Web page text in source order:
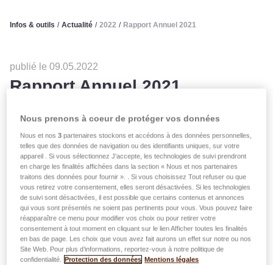
Infos & outils / Actualité / 2022 / Rapport Annuel 2021
publié le 09.05.2022
Rapport Annuel 2021
Le Rapport Annuel du Groupe LALUX 2021 est disponible
en version PDF et en vidéo !
Play
Nous prenons à coeur de protéger vos données
Nous et nos3 partenaires stockons et accédons à des données personnelles,
telles que des données de navigation ou des identifiants uniques, sur votre
appareil . Si vous sélectionnez J'accepte, les technologies de suivi prendront
en charge les finalités affichées dans la section « Nous et nos partenaires
traitons des données pour fournir ». . Si vous choisissez Tout refuser ou que
vous retirez votre consentement, elles seront désactivées. Si les technologies
de suivi sont désactivées, il est possible que certains contenus et annonces
qui vous sont présentés ne soient pas pertinents pour vous. Vous pouvez faire
réapparaître ce menu pour modifier vos choix ou pour retirer votre
consentement à tout moment en cliquant sur le lien Afficher toutes les finalités
en bas de page. Les choix que vous avez fait aurons un effet sur notre ou nos
Site Web. Pour plus d’informations, reportez-vous à notre politique de
confidentialité. Protection des données Mentions légales